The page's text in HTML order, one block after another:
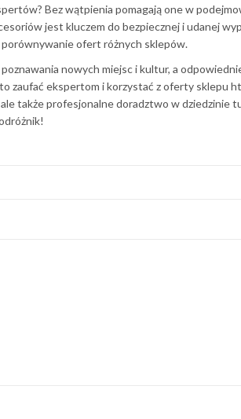
Bez wątpienia pomagają one w
jest kluczem do bezpiecznej i udanej
ofert różnych sklepów.
nowych miejsc i kultur, a
zaufać ekspertom i korzystać z oferty sklepu
także profesjonalne doradztwo w dziedzinie